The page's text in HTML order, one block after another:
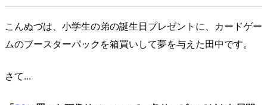
こんぬづは、小学生の弟の誕生日プレゼントに、カードゲー
ムのブースターパックを箱買いして夢を与えた田中です。
さて...